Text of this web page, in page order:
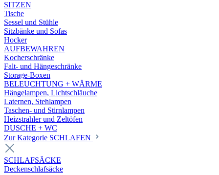
SITZEN
Tische
Sessel und Stühle
Sitzbänke und Sofas
Hocker
AUFBEWAHREN
Kocherschränke
Falt- und Hängeschränke
Storage-Boxen
BELEUCHTUNG + WÄRME
Hängelampen, Lichtschläuche
Laternen, Stehlampen
Taschen- und Stirnlampen
Heizstrahler und Zeltöfen
DUSCHE + WC
Zur Kategorie SCHLAFEN
SCHLAFSÄCKE
Deckenschlafsäcke